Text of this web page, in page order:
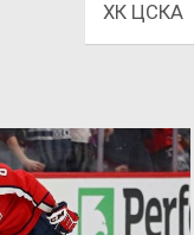
ХК ЦСКА